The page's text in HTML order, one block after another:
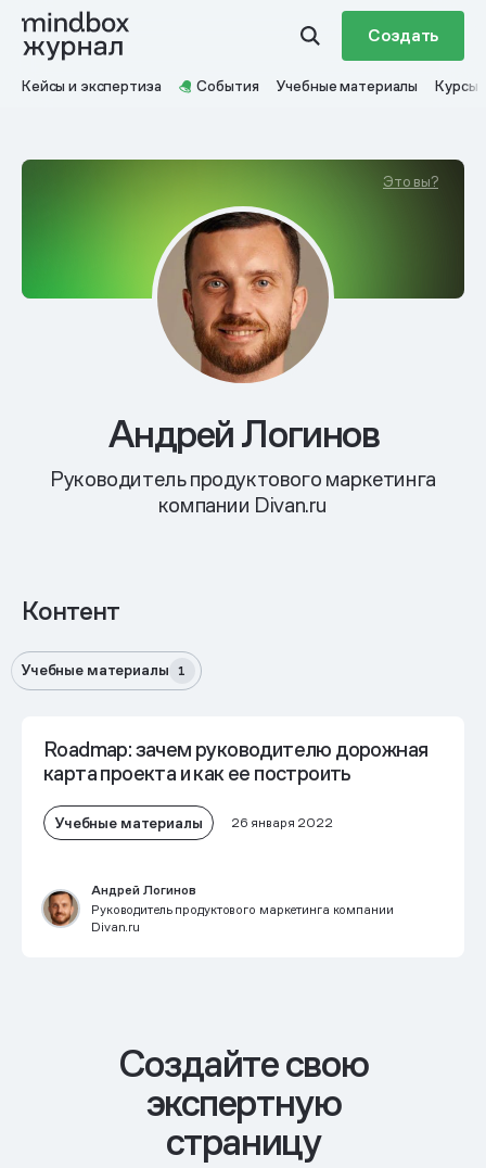
Создать
Кейсы и экспертиза События Учебные материалы Курсы
Это вы?
Андрей Логинов
Руководитель продуктового маркетинга
компании Divan.ru
Контент
Учебные материалы 1
Roadmap: зачем руководителю дорожная
карта проекта и как ее построить
Учебные материалы 26 января 2022
Андрей Логинов
Руководитель продуктового маркетинга компании
Divan.ru
Cоздайте свою
экспертную
страницу